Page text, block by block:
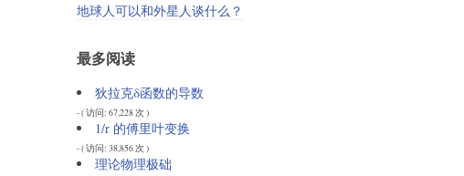
地球人可以和外星人谈什么？
最多阅读
狄拉克δ函数的导数
- ( 访问: 67,228 次 )
1/r 的傅里叶变换
- ( 访问: 38,856 次 )
理论物理极础